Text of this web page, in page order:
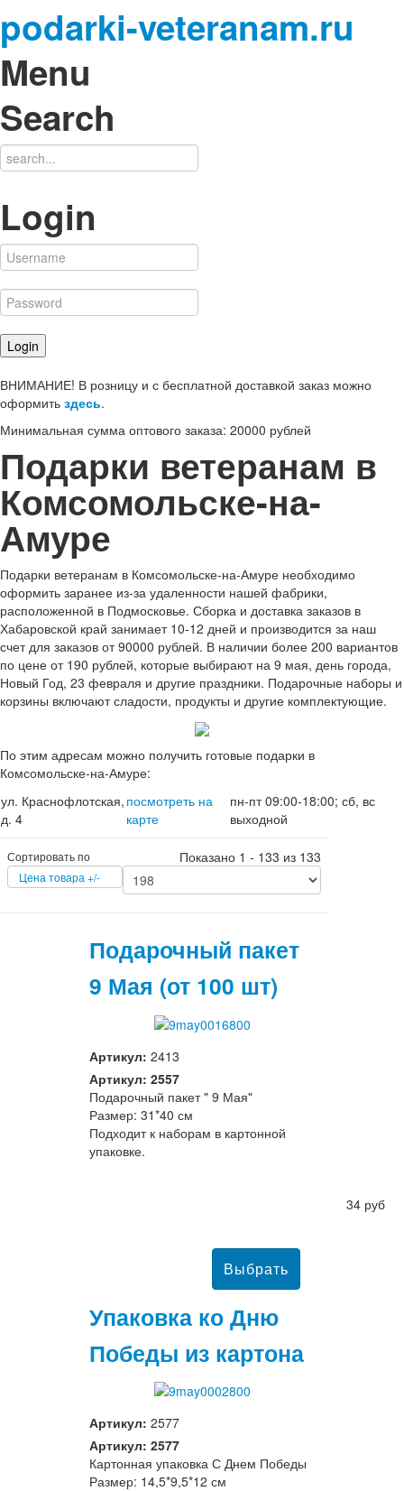
podarki-veteranam.ru
Menu
Search
Login
ВНИМАНИЕ! В розницу и с бесплатной доставкой заказ можно
оформить здесь.
Минимальная сумма оптового заказа: 20000 рублей
Подарки ветеранам в
Комсомольске-на-
Амуре
Подарки ветеранам в Комсомольске-на-Амуре необходимо
оформить заранее из-за удаленности нашей фабрики,
расположенной в Подмосковье. Сборка и доставка заказов в
Хабаровской край занимает 10-12 дней и производится за наш
счет для заказов от 90000 рублей. В наличии более 200 вариантов
по цене от 190 рублей, которые выбирают на 9 мая, день города,
Новый Год, 23 февраля и другие праздники. Подарочные наборы и
корзины включают сладости, продукты и другие комплектующие.
По этим адресам можно получить готовые подарки в
Комсомольске-на-Амуре:
ул. Краснофлотская,
д. 4
посмотреть на
карте
пн-пт 09:00-18:00; сб, вс
выходной
Сортировать по
Цена товара +/-
Показано 1 - 133 из 133
Подарочный пакет
9 Мая (от 100 шт)
Артикул: 2413
Артикул: 2557
Подарочный пакет " 9 Мая"
Размер: 31*40 см
Подходит к наборам в картонной
упаковке.
34 руб
Упаковка ко Дню
Победы из картона
Артикул: 2577
Артикул: 2577
Картонная упаковка С Днем Победы
Размер: 14,5*9,5*12 см